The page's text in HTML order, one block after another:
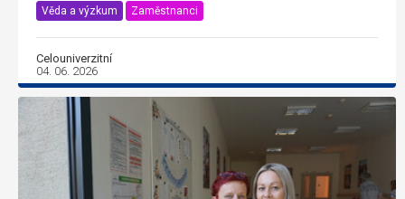
Věda a výzkum Zaměstnanci
Celouniverzitní
04. 06. 2026